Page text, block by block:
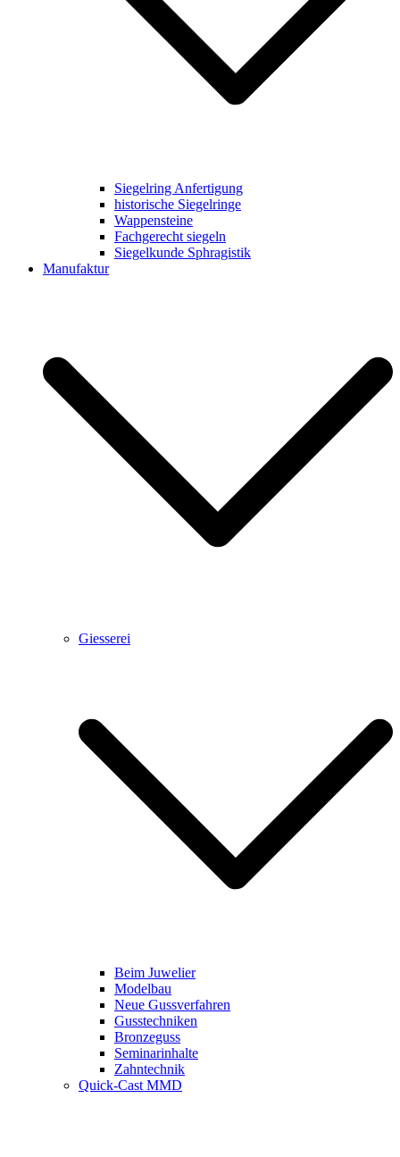
Siegelring Anfertigung
historische Siegelringe
Wappensteine
Fachgerecht siegeln
Siegelkunde Sphragistik
Manufaktur
Giesserei
Beim Juwelier
Modelbau
Neue Gussverfahren
Gusstechniken
Bronzeguss
Seminarinhalte
Zahntechnik
Quick-Cast MMD